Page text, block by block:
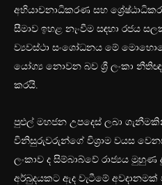
අභියාචනාධිකරණ සහ
සීමාව ඉහළ නැංවීම සඳහා රජය
ව්‍යවස්ථා සංශෝධනය මේ
යෝග්‍ය නොවන බව ශ්‍රී ලංකා නීතිඥ
කරයි.
පුළුල් මහජන උපදෙස් ලබා
විනිසුරුවරුන්ගේ විශ්‍රාම වයස
ලංකාව ද සිම්බාබ්වේ රාජ්‍යය
අර්බුදයකට ඇද වැටීමේ